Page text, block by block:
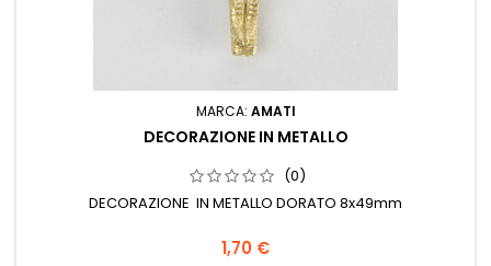
MARCA: AMATI
DECORAZIONE IN METALLO
(0)
DECORAZIONE IN METALLO DORATO 8x49mm
1,70 €